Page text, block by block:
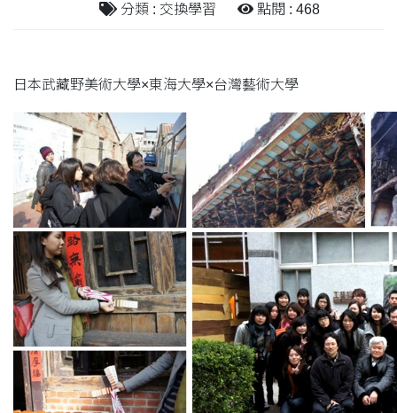
分類 : 交換學習
點閱 : 468
日本武藏野美術大學×東海大學×台灣藝術大學